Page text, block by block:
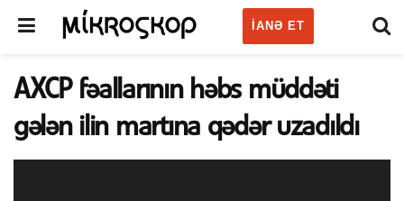
IANƏ ET
AXCP fəallarının həbs müddəti
gələn ilin martına qədər uzadıldı